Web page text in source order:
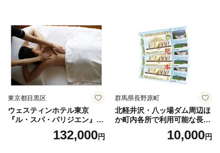
東京都目黒区
ウェスティンホテル東京
『ル・スパ・パリジエン』選
べるボディセラピー90分/1名
132,000円
群馬県長野原町
北軽井沢・八ッ場ダム周辺ほ
か町内各所で利用可能な長野
原町ふるさと感謝券（3,000
円分）【トラベル 観光 旅行
10,000円